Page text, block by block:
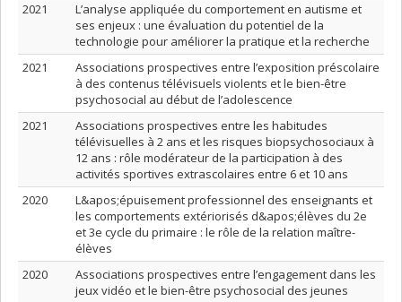
2021
L’analyse appliquée du comportement en autisme et
ses enjeux : une évaluation du potentiel de la
technologie pour améliorer la pratique et la recherche
2021
Associations prospectives entre l’exposition préscolaire
à des contenus télévisuels violents et le bien-être
psychosocial au début de l’adolescence
2021
Associations prospectives entre les habitudes
télévisuelles à 2 ans et les risques biopsychosociaux à
12 ans : rôle modérateur de la participation à des
activités sportives extrascolaires entre 6 et 10 ans
2020
L&apos;épuisement professionnel des enseignants et
les comportements extériorisés d&apos;élèves du 2e
et 3e cycle du primaire : le rôle de la relation maître-
élèves
2020
Associations prospectives entre l’engagement dans les
jeux vidéo et le bien-être psychosocial des jeunes